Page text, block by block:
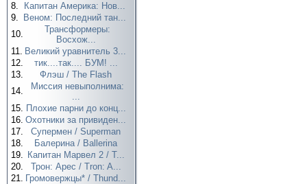
8.
Капитан Америка: Нов...
9.
Веном: Последний тан...
10.
Трансформеры:
Восхож...
11. Великий уравнитель 3...
12.
тик....так.... БУМ! ...
13.
Флэш / The Flash
14.
Миссия невыполнима:
...
15. Плохие парни до конц...
16. Охотники за привиден...
17.
Супермен / Superman
18.
Балерина / Ballerina
19. Капитан Марвел 2 / T...
20.
Трон: Арес / Tron: A...
21. Громовержцы* / Thund...